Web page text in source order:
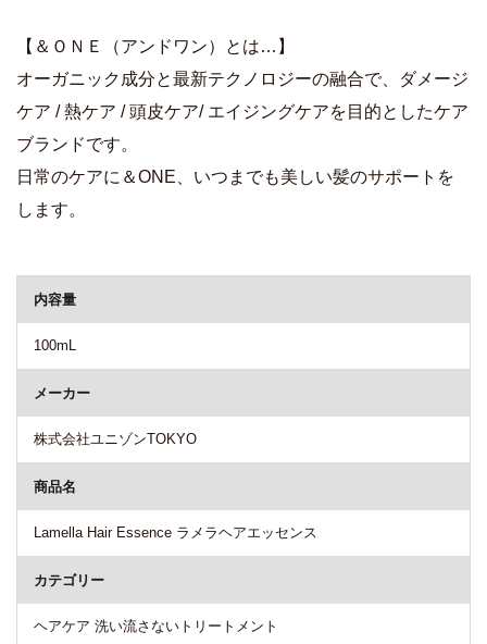
【＆ＯＮＥ（アンドワン）とは…】
オーガニック成分と最新テクノロジーの融合で、ダメージ
ケア / 熱ケア / 頭皮ケア/ エイジングケアを目的としたケア
ブランドです。
日常のケアに＆ONE、いつまでも美しい髪のサポートを
します。
内容量
100mL
メーカー
株式会社ユニゾンTOKYO
商品名
Lamella Hair Essence ラメラヘアエッセンス
カテゴリー
ヘアケア 洗い流さないトリートメント